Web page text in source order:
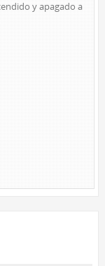
y apagado a